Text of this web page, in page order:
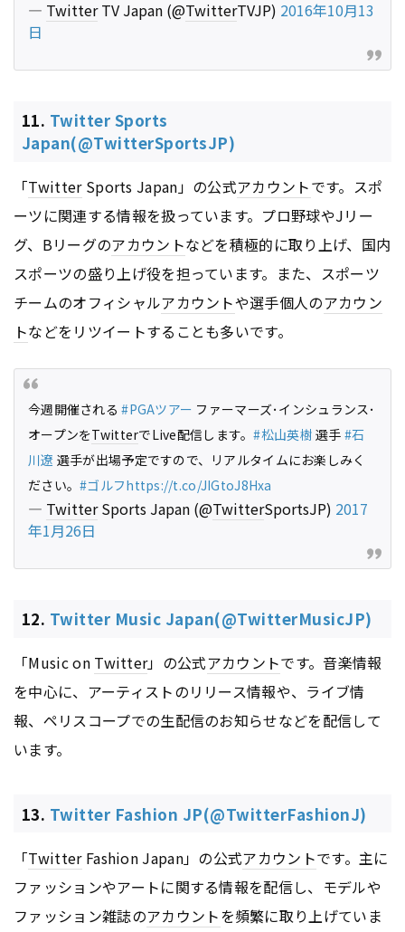
— TwitterTV Japan (@TwitterTVJP) 2016年10月13
日
11. Twitter Sports
Japan(@TwitterSportsJP)
「TwitterSports Japan」の公式アカウントです。スポ
ーツに関連する情報を扱っています。プロ野球やJリー
グ、Bリーグのアカウントなどを積極的に取り上げ、国内
スポーツの盛り上げ役を担っています。また、スポーツ
チームのオフィシャルアカウントや選手個人のアカウン
トなどをリツイートすることも多いです。
今週開催される#PGAツアー ファーマーズ･インシュランス･
オープンをTwitterでLive配信します。#松山英樹 選手 #石
川遼 選手が出場予定ですので、リアルタイムにお楽しみく
ださい。#ゴルフhttps://t.co/JIGtoJ8Hxa
— TwitterSports Japan (@TwitterSportsJP) 2017
年1月26日
12. Twitter Music Japan(@TwitterMusicJP)
「Music on Twitter」の公式アカウントです。音楽情報
を中心に、アーティストのリリース情報や、ライブ情
報、ペリスコープでの生配信のお知らせなどを配信して
います。
13. Twitter Fashion JP(@TwitterFashionJ)
「TwitterFashion Japan」の公式アカウントです。主に
ファッションやアートに関する情報を配信し、モデルや
ファッション雑誌のアカウントを頻繁に取り上げていま